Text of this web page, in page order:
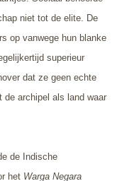
niet tot de elite. De
op vanwege hun blanke
superieur
dat ze geen echte
de archipel als land waar
de Indische
het Warga Negara